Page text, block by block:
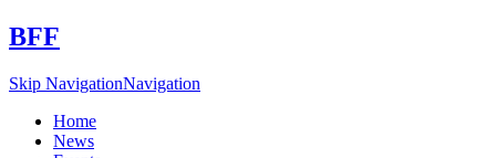
BFF
Skip NavigationNavigation
Home
News